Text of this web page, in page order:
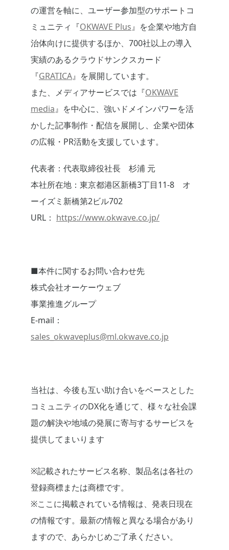
の運営を軸に、ユーザー参加型のサポートコ
ミュニティ『OKWAVE Plus』を企業や地方自
治体向けに提供するほか、700社以上の導入
実績のあるクラウドサンクスカード
『GRATICA』を展開しています。
また、メディアサービスでは『OKWAVE
media』を中心に、強いドメインパワーを活
かした記事制作・配信を展開し、企業や団体
の広報・PR活動を支援しています。
代表者：代表取締役社長 杉浦 元
本社所在地：東京都港区新橋3丁目11-8 オ
ーイズミ新橋第2ビル702
URL： https://www.okwave.co.jp/
■本件に関するお問い合わせ先
株式会社オーケーウェブ
事業推進グループ
E-mail：
sales_okwaveplus@ml.okwave.co.jp
当社は、今後も互い助け合いをベースとした
コミュニティのDX化を通じて、様々な社会課
題の解決や地域の発展に寄与するサービスを
提供してまいります
※記載されたサービス名称、製品名は各社の
登録商標または商標です。
※ここに掲載されている情報は、発表日現在
の情報です。最新の情報と異なる場合があり
ますので、あらかじめご了承ください。